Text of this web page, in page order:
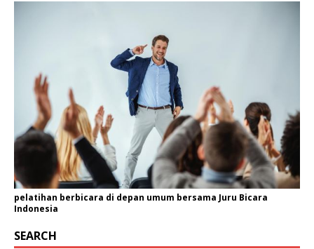
pelatihan berbicara di depan umum bersama Juru Bicara
Indonesia
SEARCH